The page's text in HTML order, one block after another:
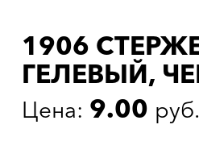
1906
ГЕЛЕВЫЙ,
Цена: 9.00 руб.